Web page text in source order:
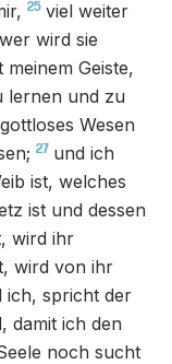
25 viel weiter
wird sie
Geiste,
lernen und zu
Wesen
27 und ich
ist, welches
ist und dessen
wird ihr
wird von ihr
ich, spricht der
damit ich den
noch sucht